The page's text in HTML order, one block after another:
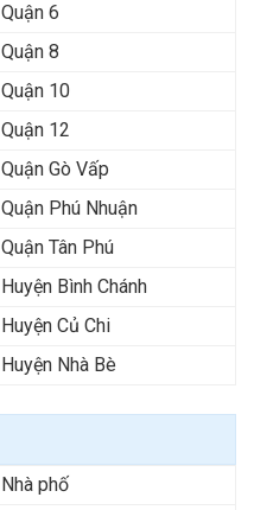
Quận 6
Quận 8
Quận 10
Quận 12
Quận Gò Vấp
Quận Phú Nhuận
Quận Tân Phú
Huyện Bình Chánh
Huyện Củ Chi
Huyện Nhà Bè
Nhà phố